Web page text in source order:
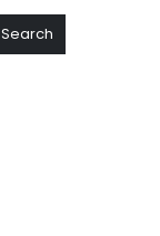
Search